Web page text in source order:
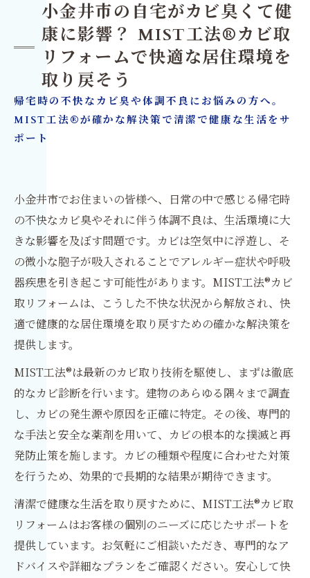
小金井市の自宅がカビ臭くて健
康に影響？ MIST工法®カビ取
リフォームで快適な居住環境を
取り戻そう
帰宅時の不快なカビ臭や体調不良にお悩みの方へ。
MIST工法®が確かな解決策で清潔で健康な生活をサ
ポート
小金井市でお住まいの皆様へ、日常の中で感じる帰宅時
の不快なカビ臭やそれに伴う体調不良は、生活環境に大
きな影響を及ぼす問題です。カビは空気中に浮遊し、そ
の微小な胞子が吸入されることでアレルギー症状や呼吸
器疾患を引き起こす可能性があります。MIST工法®カビ
取リフォームは、こうした不快な状況から解放され、快
適で健康的な居住環境を取り戻すための確かな解決策を
提供します。
MIST工法®は最新のカビ取り技術を駆使し、まずは徹底
的なカビ診断を行います。建物のあらゆる隅々まで調査
し、カビの発生源や原因を正確に特定。その後、専門的
な手法と安全な薬剤を用いて、カビの根本的な撲滅と再
発防止策を施します。カビの種類や程度に合わせた対策
を行うため、効果的で長期的な結果が期待できます。
清潔で健康な生活を取り戻すために、MIST工法®カビ取
リフォームはお客様の個別のニーズに応じたサポートを
提供しています。お気軽にご相談いただき、専門的なア
ドバイスや詳細なプランをご確認ください。安心して快